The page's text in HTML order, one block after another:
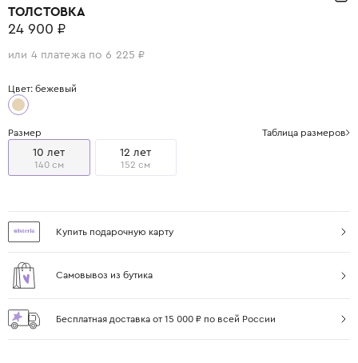
ТОЛСТОВКА
24 900 ₽
или 4 платежа по 6 225 ₽
Цвет: бежевый
Размер Таблица размеров
10 лет
140 см
12 лет
152 см
Купить подарочную карту
Самовывоз из бутика
Бесплатная доставка от 15 000 ₽ по всей России